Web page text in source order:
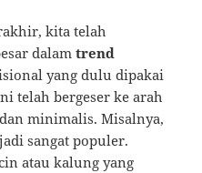
kita telah
dalamtrend
yang dulu dipakai
telah bergeser ke arah
minimalis. Misalnya,
sangat populer.
atau kalung yang